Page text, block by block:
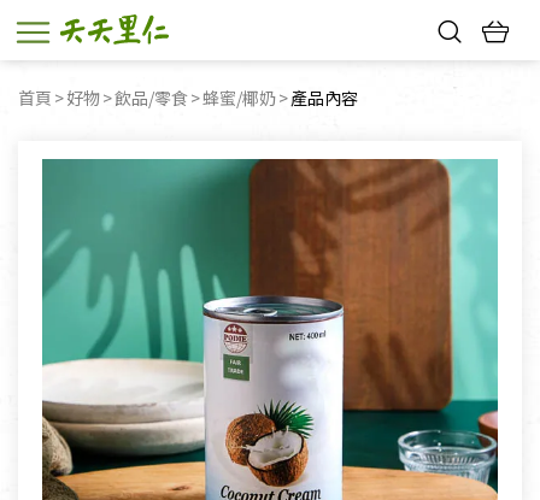
首頁 好物 飲品/零食 蜂蜜/椰奶 目前頁面：
產品內容